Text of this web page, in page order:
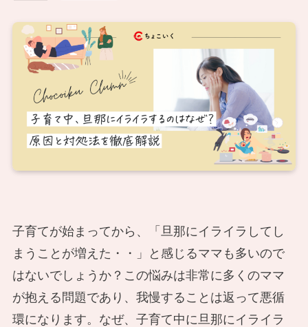
子育てが始まってから、「旦那にイライラしてし
まうことが増えた・・」と感じるママも多いので
はないでしょうか？この悩みは非常に多くのママ
が抱える問題であり、我慢することは返って悪循
環になります。なぜ、子育て中に旦那にイライラ